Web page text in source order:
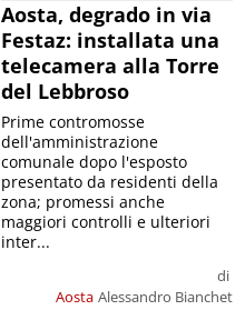
Aosta, degrado in via
Festaz: installata una
telecamera alla Torre
del Lebbroso
Aosta
di
Alessandro Bianchet
Prime contromosse
dell'amministrazione
comunale dopo l'esposto
presentato da residenti della
zona; promessi anche
maggiori controlli e ulteriori
inter...